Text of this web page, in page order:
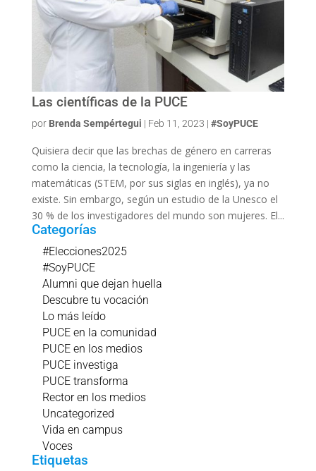
Las científicas de la PUCE
por Brenda Sempértegui | Feb 11, 2023 | #SoyPUCE
Quisiera decir que las brechas de género en carreras
como la ciencia, la tecnología, la ingeniería y las
matemáticas (STEM, por sus siglas en inglés), ya no
existe. Sin embargo, según un estudio de la Unesco el
30 % de los investigadores del mundo son mujeres. El...
Categorías
#Elecciones2025
#SoyPUCE
Alumni que dejan huella
Descubre tu vocación
Lo más leído
PUCE en la comunidad
PUCE en los medios
PUCE investiga
PUCE transforma
Rector en los medios
Uncategorized
Vida en campus
Voces
Etiquetas